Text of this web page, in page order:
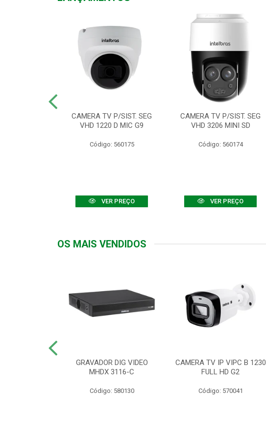
CAMERA TV P/SIST. SEG
VHD 1220 D MIC G9
Código: 560175
VER PREÇO
CAMERA TV P/SIST. SEG
VHD 3206 MINI SD
Código: 560174
VER PREÇO
OS MAIS VENDIDOS
GRAVADOR DIG VIDEO
MHDX 3116-C
Código: 580130
CAMERA TV IP VIPC B 1230
FULL HD G2
Código: 570041